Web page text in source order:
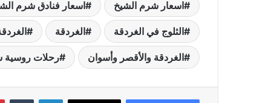
اسعار شرم الشيخ اسعار فنادق شرم
الثلوج في الغردقة الغردقة
الغردقة والأقصر وأسوان رحلات روسية
لينكدإن